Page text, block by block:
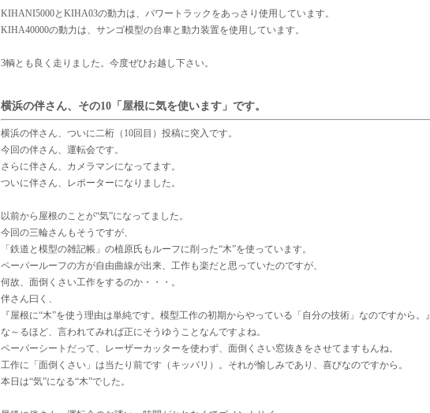
KIHANI5000とKIHA03の動力は、パワートラックをあっさり使用しています。
KIHA40000の動力は、サンゴ模型の台車と動力装置を使用しています。
3輌とも良く走りました。今度ぜひお越し下さい。
横浜の伴さん、その10「屋根に気を使います」です。
横浜の伴さん、ついに二桁（10回目）投稿に突入です。
今回の伴さん、運転会です。
さらに伴さん、カメラマンになってます。
ついに伴さん、レポーターになりました。
以前から屋根のことが“気”になってました。
今回の三輪さんもそうですが、
「鉄道と模型の雑記帳」の植原氏もルーフに削った“木”を使っています。
ペーパールーフの方が自由曲線が出来、工作も楽だと思っていたのですが、
何故、面倒くさい工作をするのか・・・。
伴さん曰く、
『屋根に“木”を使う理由は単純です。模型工作の初期からやっている「自分の技術」なのですから。
な～るほど、言われてみれば正にそうゆうことなんですよね。
ペーパーシートだって、レーザーカッターを使わず、面倒くさい窓抜きをさせてますもんね。
工作に「面倒くさい」は当たり前です（キッパリ）。それが愉しみであり、喜びなのですから。
本日は“気”になる“木”でした。